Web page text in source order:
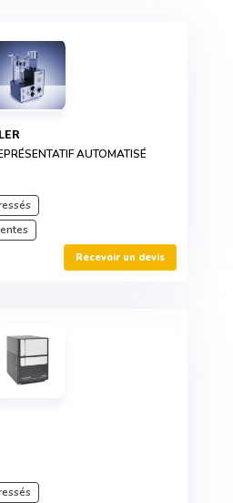
AUTOMATISÉ
Recevoir un devis